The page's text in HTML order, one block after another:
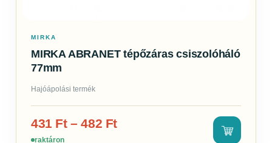
MIRKA
MIRKA ABRANET tépőzáras csiszolóháló
77mm
Hajóápolási termék
431 Ft–482 Ft
raktáron